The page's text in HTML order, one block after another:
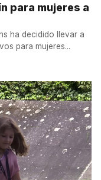
para mujeres a
ha decidido llevar a
para mujeres...